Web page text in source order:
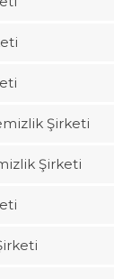
Şirketi
Şirketi